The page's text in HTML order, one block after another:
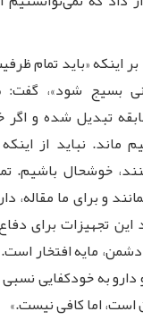
اینکه «باید تمام
بسیج شود»، گفت:
تبدیل شده و اگر
نباید از
خوشحال باشیم.
و برای ما مقاله،
این تجهیزات برای
دشمن، مایه افتخار
به خودکفایی
است، اما کافی نیست.»